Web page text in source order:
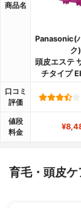
商品名
Panasonic(
ク)
頭皮エステ
チタイプ
口コミ
評価
値段
料金
育毛・頭皮